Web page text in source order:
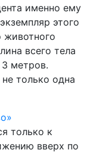
именно ему
этого
животного
всего тела
метров.
только одна
только к
вверх по